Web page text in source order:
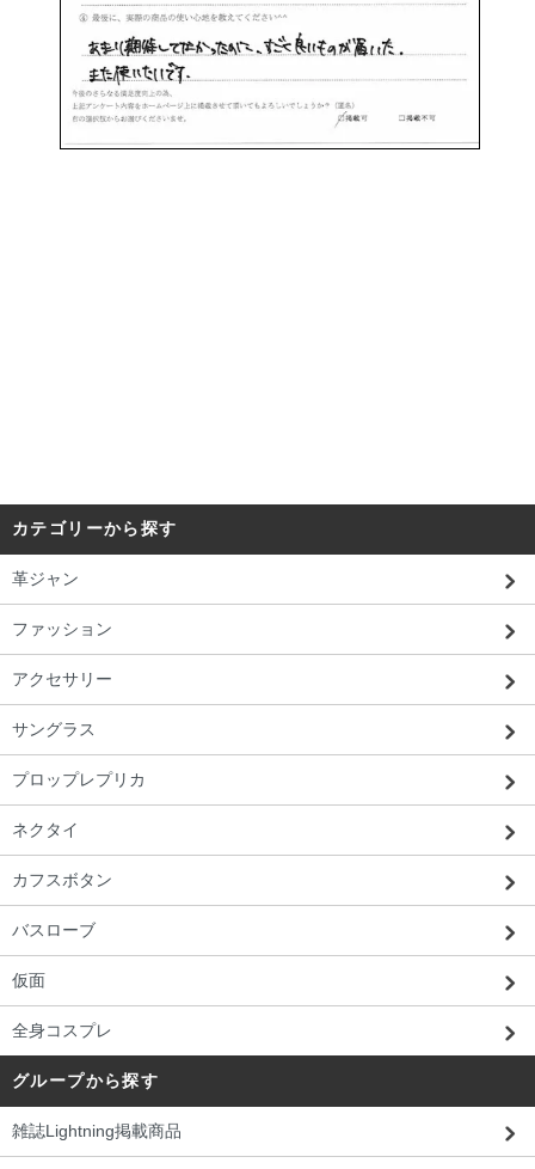
カテゴリーから探す
革ジャン
ファッション
アクセサリー
サングラス
プロップレプリカ
ネクタイ
カフスボタン
バスローブ
仮面
全身コスプレ
グループから探す
雑誌Lightning掲載商品